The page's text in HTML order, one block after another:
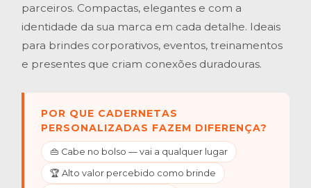
parceiros. Compactas, elegantes e com a
identidade da sua marca em cada detalhe. Ideais
para brindes corporativos, eventos, treinamentos
e presentes que criam conexões duradouras.
POR QUE CADERNETAS
PERSONALIZADAS FAZEM DIFERENÇA?
👜 Cabe no bolso — vai a qualquer lugar
🏆 Alto valor percebido como brinde